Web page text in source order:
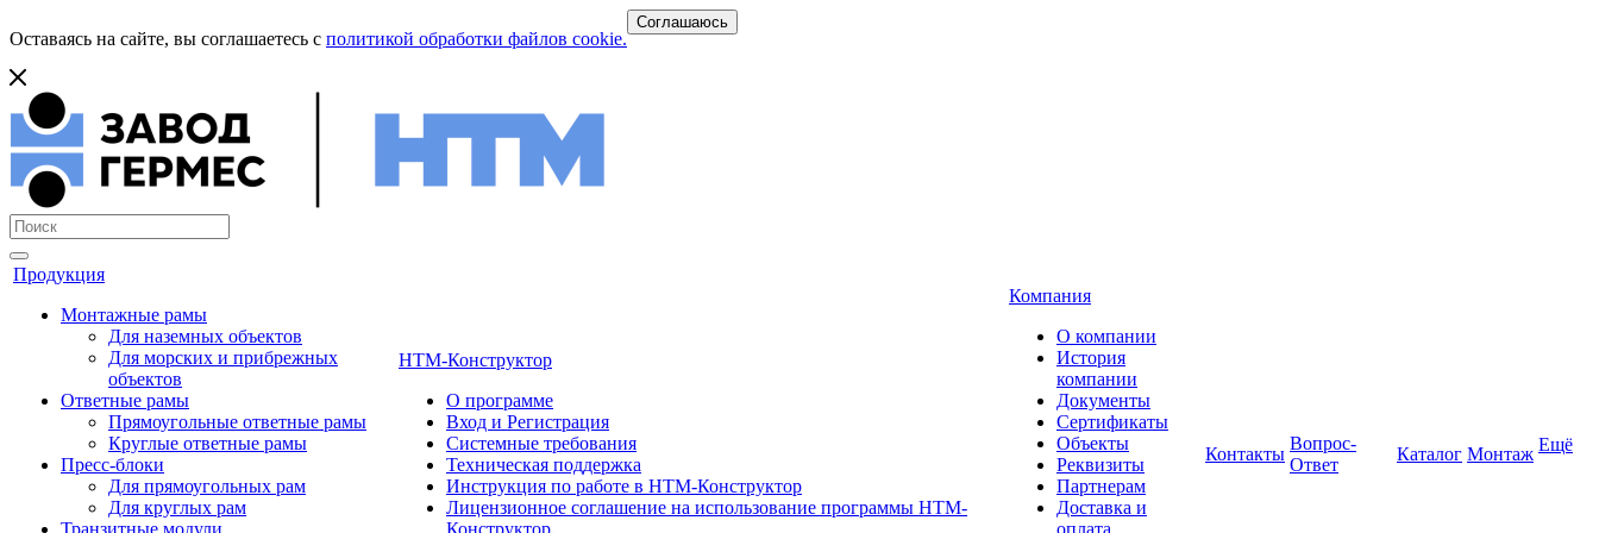
Оставаясь на сайте, вы соглашаетесь с политикой обработки файлов cookie.
Соглашаюсь
Продукция
Монтажные рамы
Для наземных объектов
Для морских и прибрежных
объектов
Ответные рамы
Прямоугольные ответные рамы
Круглые ответные рамы
Пресс-блоки
Для прямоугольных рам
Для круглых рам
Транзитные модули
НТМ-Конструктор
О программе
Вход и Регистрация
Системные требования
Техническая поддержка
Инструкция по работе в НТМ-Конструктор
Лицензионное соглашение на использование программы НТМ-
Конструктор.
Компания
О компании
История
компании
Документы
Сертификаты
Объекты
Реквизиты
Партнерам
Доставка и
оплата
Контакты
Вопрос-
Ответ
Каталог Монтаж Ещё